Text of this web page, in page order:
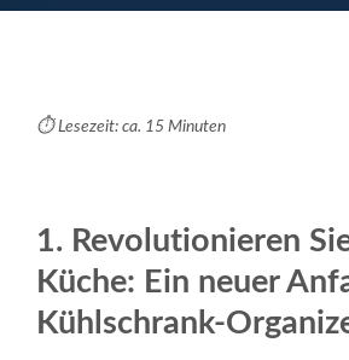
⏱️ Lesezeit: ca. 15 Minuten
1. Revolutionieren
Küche: Ein neuer
Kühlschrank-